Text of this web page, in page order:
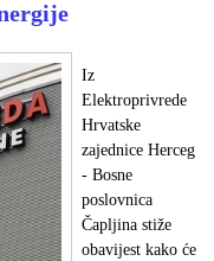
Iz
Elektroprivrede
Hrvatske
zajednice Herceg
- Bosne
poslovnica
Čapljina stiže
obavijest kako će